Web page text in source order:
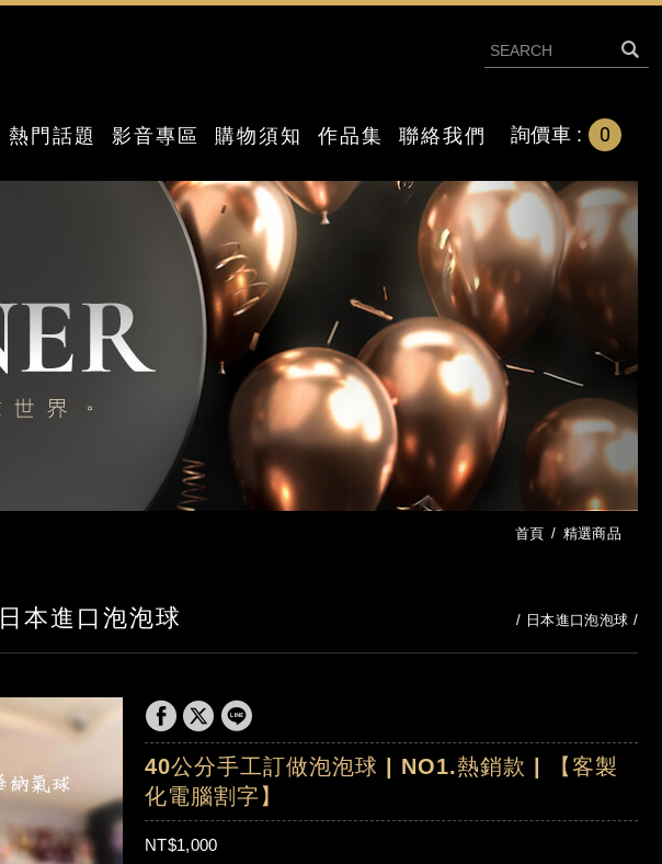
熱門話題 影音專區 購物須知 作品集 聯絡我們 詢價車 : 0
首頁 精選商品
日本進口泡泡球 日本進口泡泡球
40公分手工訂做泡泡球 | NO1.熱銷款 | 【客製
化電腦割字】
NT$1,000